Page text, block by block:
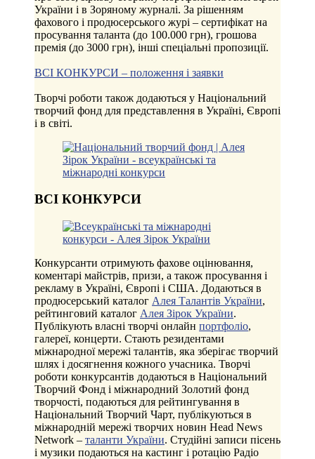
України і в Зоряному журналі. За рішенням
фахового і продюсерського журі – сертифікат на
просування таланта (до 100.000 грн), грошова
премія (до 3000 грн), інші спеціальні пропозиції.
ВСІ КОНКУРСИ – положення і заявки
Творчі роботи також додаються у Національний
творчий фонд для представлення в Україні, Європі
і в світі.
ВСІ КОНКУРСИ
Конкурсанти отримують фахове оцінювання,
коментарі майстрів, призи, а також просування і
рекламу в Україні, Європі і США. Додаються в
продюсерський каталог Алея Талантів України,
рейтинговий каталог Алея Зірок України.
Публікують власні творчі онлайн портфоліо,
галереї, концерти. Стають резидентами
міжнародної мережі талантів, яка зберігає творчий
шлях і досягнення кожного учасника. Творчі
роботи конкурсантів додаються в Національний
Творчий Фонд і міжнародний Золотий фонд
творчості, подаються для рейтингування в
Національний Творчий Чарт, публікуються в
міжнародній мережі творчих новин Head News
Network – таланти України. Студійні записи пісень
і музики подаються на кастинг і ротацію Радіо